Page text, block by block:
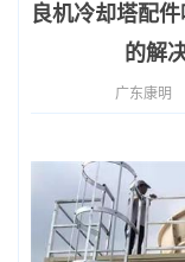
良机冷却塔配
的解
广东康明